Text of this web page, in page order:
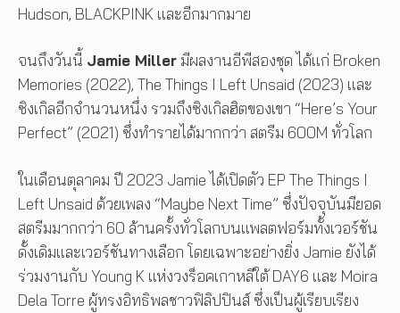
Hudson, BLACKPINK และอีกมากมาย
จนถึงวันนี้ Jamie Miller มีผลงานอีพีสองชุด ได้แก่ Broken
Memories (2022), The Things I Left Unsaid (2023) และ
ซิงเกิลอีกจำนวนหนึ่ง รวมถึงซิงเกิลฮิตของเขา “Here’s Your
Perfect” (2021) ซึ่งทำรายได้มากกว่า สตรีม 600M ทั่วโลก
ในเดือนตุลาคม ปี 2023 Jamie ได้เปิดตัว EP The Things I
Left Unsaid ด้วยเพลง “Maybe Next Time” ซึ่งปัจจุบันมียอด
สตรีมมากกว่า 60 ล้านครั้งทั่วโลกบนแพลตฟอร์มทั้งเวอร์ชัน
ดั้งเดิมและเวอร์ชันทางเลือก โดยเฉพาะอย่างยิ่ง Jamie ยังได้
ร่วมงานกับ Young K แห่งวงร็อคเกาหลีใต้ DAY6 และ Moira
Dela Torre ผู้ทรงอิทธิพลชาวฟิลิปปินส์ ซึ่งเป็นผู้เรียบเรียง